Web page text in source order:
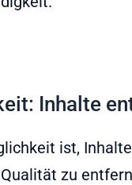
Inhalte
ist,
zu